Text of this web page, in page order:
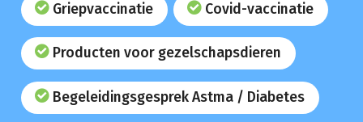
Griepvaccinatie Covid-vaccinatie
Producten voor gezelschapsdieren
Begeleidingsgesprek Astma / Diabetes